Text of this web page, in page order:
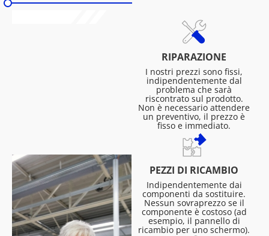
RIPARAZIONE
I nostri prezzi sono fissi,
indipendentemente dal
problema che sarà
riscontrato sul prodotto.
Non è necessario attendere
un preventivo, il prezzo è
fisso e immediato.
PEZZI DI RICAMBIO
Indipendentemente dai
componenti da sostituire.
Nessun sovraprezzo se il
componente è costoso (ad
esempio, il pannello di
ricambio per uno schermo).